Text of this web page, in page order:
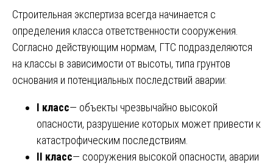
Строительная экспертиза всегда начинается с
определения класса ответственности сооружения.
Согласно действующим нормам, ГТС подразделяются
на классы в зависимости от высоты, типа грунтов
основания и потенциальных последствий аварии:
I класс— объекты чрезвычайно высокой
опасности, разрушение которых может привести к
катастрофическим последствиям.
II класс— сооружения высокой опасности, аварии